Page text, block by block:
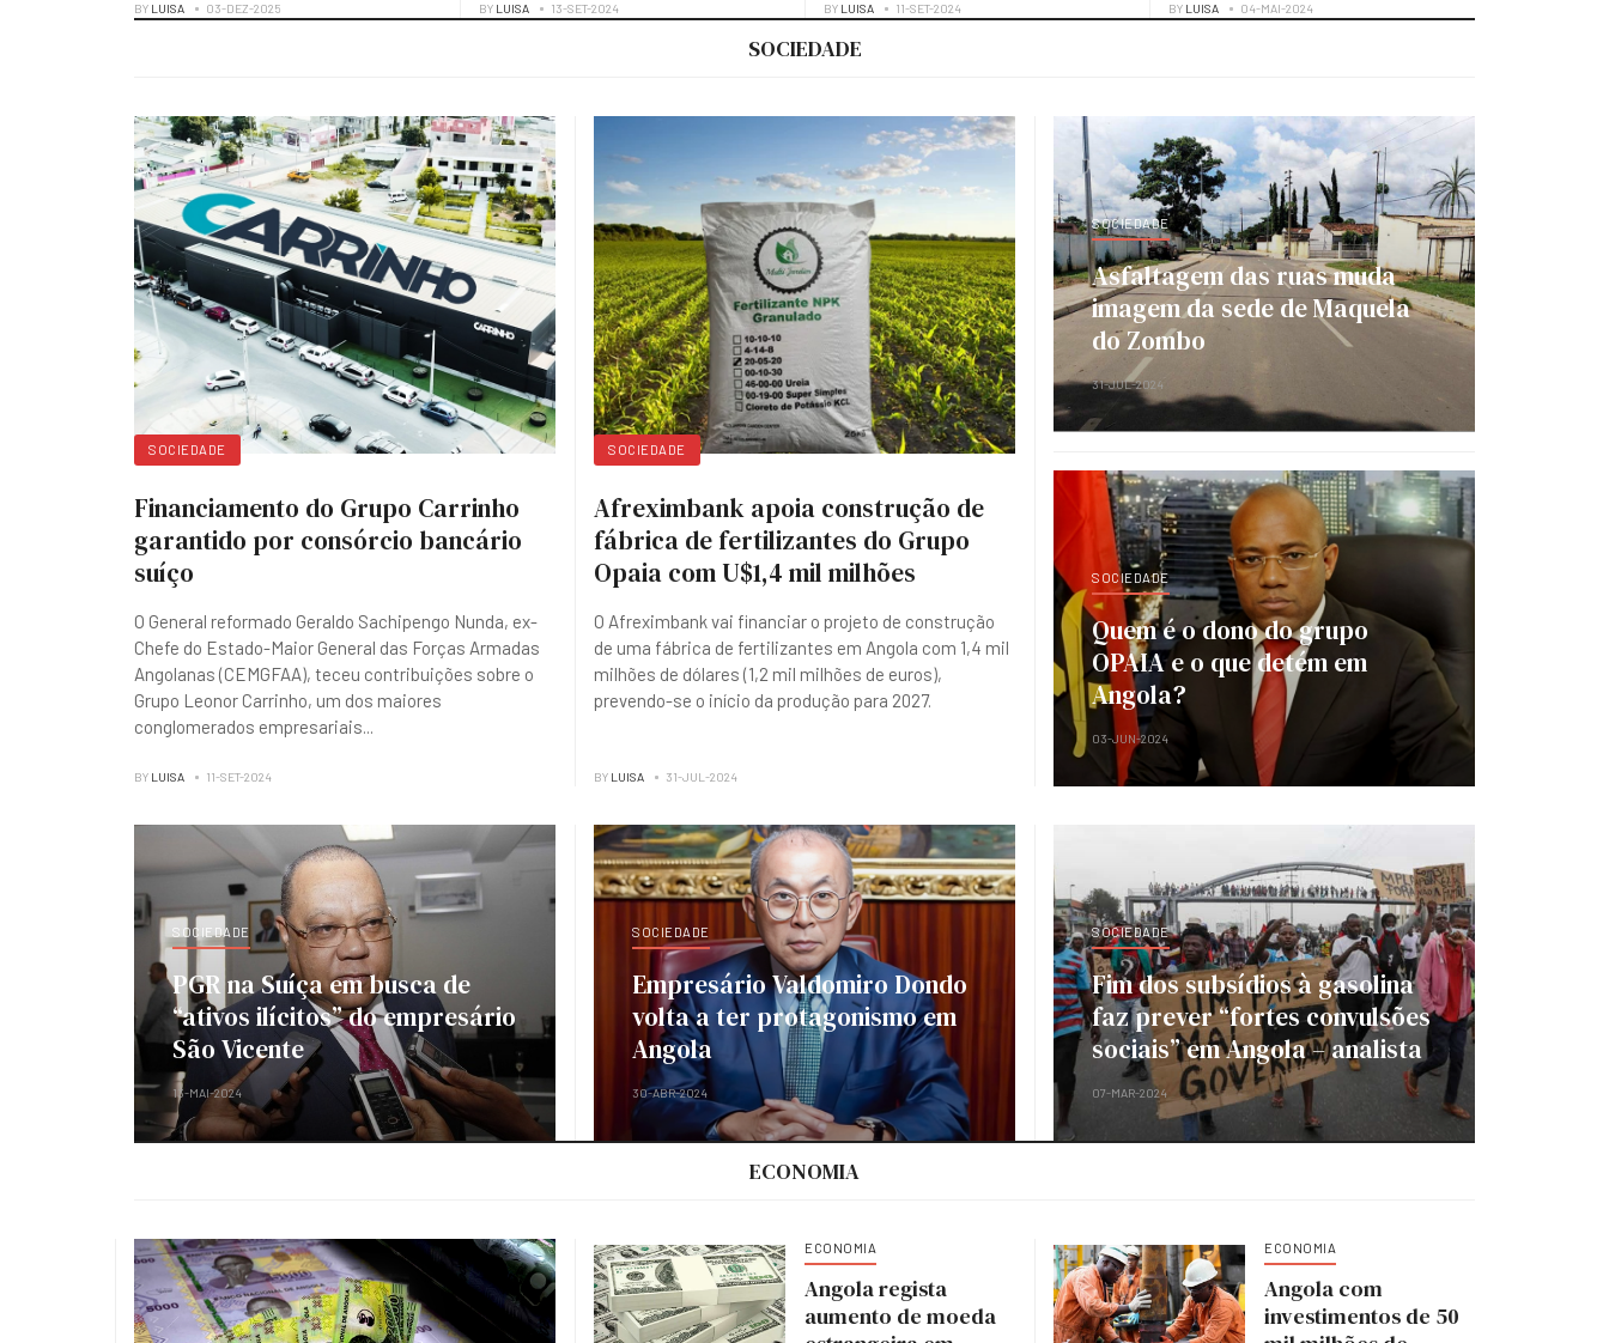
BY LUISA 03-DEZ-2025 BY LUISA 13-SET-2024 BY LUISA 11-SET-2024 BY LUISA 04-MAI-2024
SOCIEDADE
SOCIEDADE
Financiamento do Grupo Carrinho
garantido por consórcio bancário
suíço
O General reformado Geraldo Sachipengo Nunda, ex-
Chefe do Estado-Maior General das Forças Armadas
Angolanas (CEMGFAA), teceu contribuições sobre o
Grupo Leonor Carrinho, um dos maiores
conglomerados empresariais
BY LUISA 11-SET-2024
SOCIEDADE
Afreximbank apoia construção de
fábrica de fertilizantes do Grupo
Opaia com U$1,4 mil milhões
O Afreximbank vai financiar o projeto de construção
de uma fábrica de fertilizantes em Angola com 1,4 mil
milhões de dólares (1,2 mil milhões de euros),
prevendo-se o início da produção para 2027.
BY LUISA 31-JUL-2024
SOCIEDADE
Asfaltagem das ruas muda
imagem da sede de Maquela
do Zombo
31-JUL-2024
SOCIEDADE
Quem é o dono do grupo
OPAIA e o que detém em
Angola?
03-JUN-2024
SOCIEDADE
PGR na Suíça em busca de
“ativos ilícitos” do empresário
São Vicente
13-MAI-2024
SOCIEDADE
Empresário Valdomiro Dondo
volta a ter protagonismo em
Angola
30-ABR-2024
SOCIEDADE
Fim dos subsídios à gasolina
faz prever “fortes convulsões
sociais” em Angola – analista
07-MAR-2024
ECONOMIA
ECONOMIA
Angola regista
aumento de moeda
ECONOMIA
Angola com
investimentos de 50